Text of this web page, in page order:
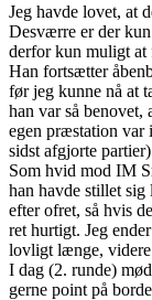
Jeg havde lovet, at
Desværre er der
derfor kun muligt at
Han fortsætter
før jeg kunne nå at
han var så benovet,
egen præstation var
sidst afgjorte
Som hvid mod IM
han havde stillet
efter ofret, så hvis
ret hurtigt. Jeg
lovligt længe,
I dag (2. runde)
gerne point på